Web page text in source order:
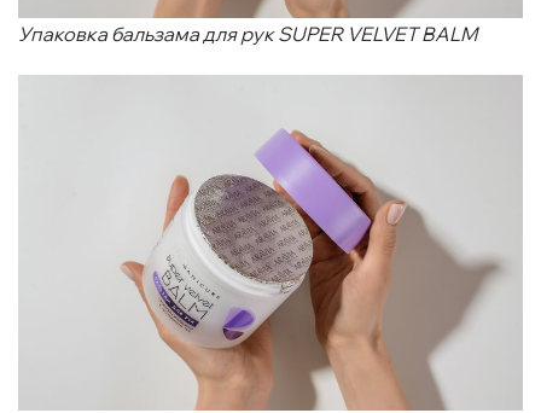
Упаковка бальзама для рук SUPER VELVET BALM